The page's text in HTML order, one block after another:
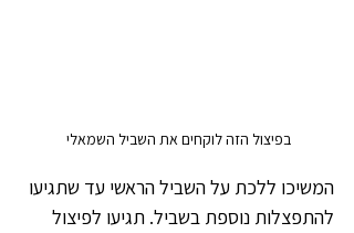
בפיצול הזה לוקחים את השביל השמאלי
המשיכו ללכת על השביל הראשי עד שתגיעו
להתפצלות נוספת בשביל. תגיעו לפיצול